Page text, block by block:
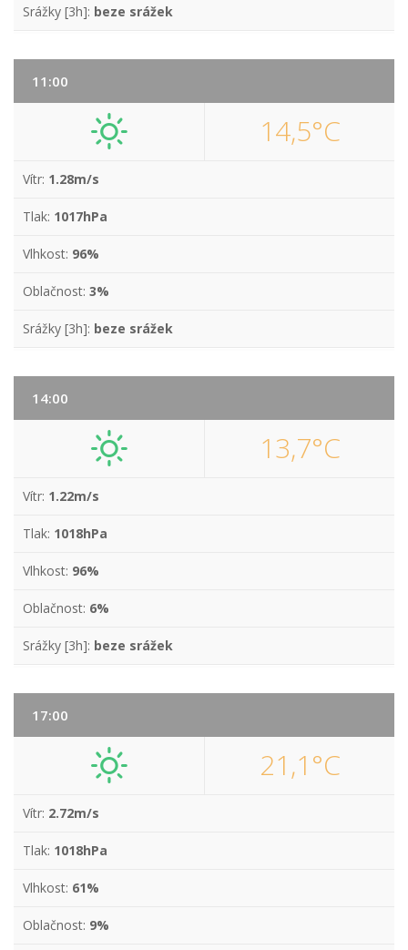
Srážky [3h]: beze srážek
11:00
14,5°C
Vítr: 1.28m/s
Tlak: 1017hPa
Vlhkost: 96%
Oblačnost: 3%
Srážky [3h]: beze srážek
14:00
13,7°C
Vítr: 1.22m/s
Tlak: 1018hPa
Vlhkost: 96%
Oblačnost: 6%
Srážky [3h]: beze srážek
17:00
21,1°C
Vítr: 2.72m/s
Tlak: 1018hPa
Vlhkost: 61%
Oblačnost: 9%